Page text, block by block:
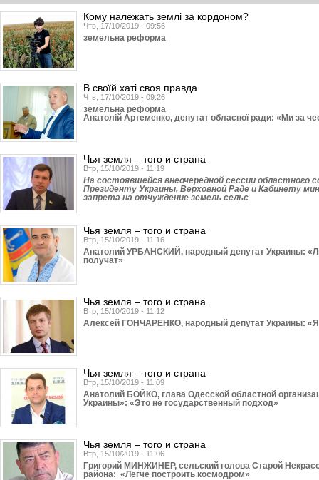
Кому належать землі за кордоном?
Чтв, 17/10/2019 - 09:56
земельна реформа
В своїй хаті своя правда
Чтв, 17/10/2019 - 09:26
земельна реформа
Анатолій Артеменко, депутат обласної ради: «Ми за
Чья земля – того и страна
Втр, 15/10/2019 - 11:19
На состоявшейся внеочередной сессии областного
Президенту Украины, Верховной Раде и Кабинету
запрета на отчуждение земель сельс
Чья земля – того и страна
Втр, 15/10/2019 - 11:16
Анатолий УРБАНСКИЙ, народный депутат Украины:
получат»
Чья земля – того и страна
Втр, 15/10/2019 - 11:12
Алексей ГОНЧАРЕНКО, народный депутат Украины: «Я
Чья земля – того и страна
Втр, 15/10/2019 - 11:09
Анатолий БОЙКО, глава Одесской областной
Украины»: «Это не государственный подход»
Чья земля – того и страна
Втр, 15/10/2019 - 11:06
Григорий МИНЖИНЕР, сельский голова Старой
района: «Легче построить космодром»